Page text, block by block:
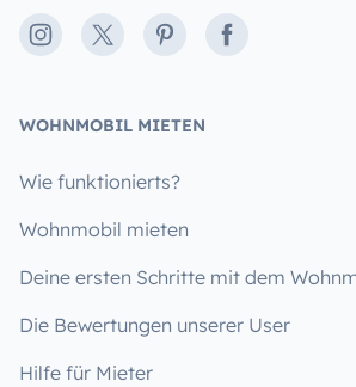
Instagram
X PinterestFacebook
WOHNMOBIL MIETEN
Wie funktionierts?
Wohnmobil mieten
Deine ersten Schritte mit dem
Die Bewertungen unserer User
Hilfe für Mieter